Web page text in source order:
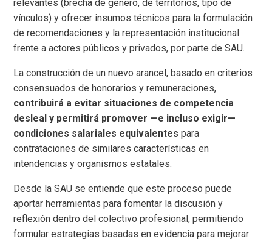
relevantes (brecha de género, de territorios, tipo de
vínculos) y ofrecer insumos técnicos para la formulación
de recomendaciones y la representación institucional
frente a actores públicos y privados, por parte de SAU.
La construcción de un nuevo arancel, basado en criterios
consensuados de honorarios y remuneraciones,
contribuirá a evitar situaciones de competencia
desleal y permitirá promover —e incluso exigir—
condiciones salariales equivalentes para
contrataciones de similares características en
intendencias y organismos estatales.
Desde la SAU se entiende que este proceso puede
aportar herramientas para fomentar la discusión y
reflexión dentro del colectivo profesional, permitiendo
formular estrategias basadas en evidencia para mejorar